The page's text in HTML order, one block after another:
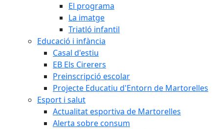
El programa
La imatge
Triatló infantil
Educació i infància
Casal d'estiu
EB Els Cirerers
Preinscripció escolar
Projecte Educatiu d'Entorn de Martorelles
Esport i salut
Actualitat esportiva de Martorelles
Alerta sobre consum